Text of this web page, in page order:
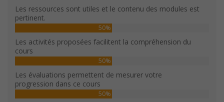
Les ressources sont utiles et le contenu des modules est
pertinent.
50%
Les activités proposées facilitent la compréhension du
cours
50%
Les évaluations permettent de mesurer votre
progression dans ce cours
50%